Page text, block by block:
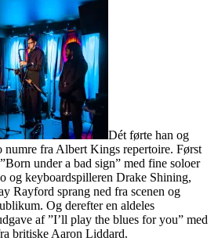
Dét førte han og
numre fra Albert Kings repertoire. Først
under a bad sign” med fine soloer
og keyboardspilleren Drake Shining,
Rayford sprang ned fra scenen og
Og derefter en aldeles
af ”I’ll play the blues for you” med
britiske Aaron Liddard.